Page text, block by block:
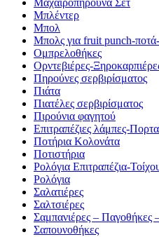
Μπλέντερ
Μπολ
Μπολς για fruit punch-
Ομπρελοθήκες
Ορντεβιέρες-
Πηρούνες σερβιρίσματος
Πιάτα
Πιατέλες σερβιρίσματος
Πιρούνια φαγητού
Επιτραπέζιες λάμπες-
Ποτήρια Κολονάτα
Ποτιστήρια
Ρολόγια Επιτραπέζια-
Ρολόγια
Σαλατιέρες
Σαλτσιέρες
Σαμπανιέρες – Παγοθήκες
Σαπουνοθήκες